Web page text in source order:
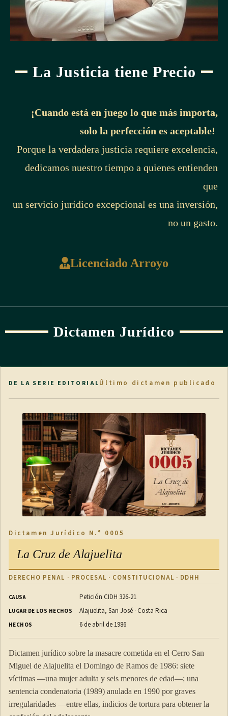
La Justicia tiene Precio
¡Cuando está en juego lo que más importa,
solo la perfección es aceptable!
Porque la verdadera justicia requiere excelencia,
dedicamos nuestro tiempo a quienes entienden
que
un servicio jurídico excepcional es una inversión,
no un gasto.
Licenciado Arroyo
Dictamen Jurídico
DE LA SERIE EDITORIALÚltimo dictamen publicado
Dictamen Jurídico N.° 0005
La Cruz de Alajuelita
DERECHO PENAL · PROCESAL · CONSTITUCIONAL · DDHH
CAUSA Petición CIDH 326-21
LUGAR DE LOS HECHOS Alajuelita, San José · Costa Rica
HECHOS 6 de abril de 1986
Dictamen jurídico sobre la masacre cometida en el Cerro San
Miguel de Alajuelita el Domingo de Ramos de 1986: siete
víctimas —una mujer adulta y seis menores de edad—; una
sentencia condenatoria (1989) anulada en 1990 por graves
irregularidades —entre ellas, indicios de tortura para obtener la